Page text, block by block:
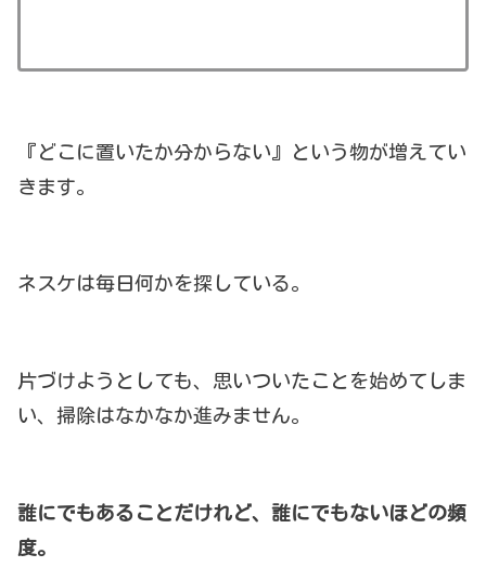
『どこに置いたか分からない』という物が増えてい
きます。
ネスケは毎日何かを探している。
片づけようとしても、思いついたことを始めてしま
い、掃除はなかなか進みません。
誰にでもあることだけれど、誰にでもないほどの頻
度。